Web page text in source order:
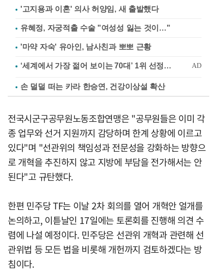
'고지용과 이혼' 의사 허양임, 새 출발했다
유혜정, 자궁적출 수술 "여성성 잃는 것이…"
'마약 자숙' 유아인, 남사친과 뽀뽀 근황
손 덜덜 떠는 카라 한승연, 건강이상설 확산
전국시군구공무원노동조합연맹은 "공무원들은 이미 각
종 업무와 선거 지원까지 감당하며 한계 상황에 이르고
있다"며 "선관위의 책임성과 전문성을 강화하는 방향으
로 개혁을 추진하지 않고 지방에 부담을 전가해서는 안
된다"고 규탄했다.
한편 민주당 TF는 이날 2차 회의를 열어 개혁안 얼개를
논의하고, 이튿날인 17일에는 토론회를 진행해 의견 수
렴에 나설 예정이다. 민주당은 선관위 개혁과 관련해 선
관위법 등 모든 법을 비롯해 개헌까지 검토하겠다는 방
침이다.